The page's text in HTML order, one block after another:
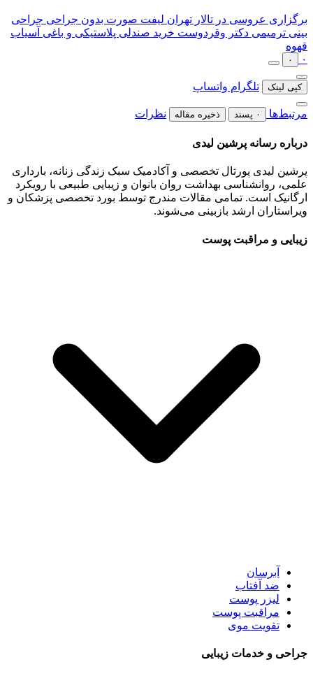
برگزاری عروسی در تالار تهران لیفت صورت بدون جراحی جراحی
بینی ترمیمی دکتر وقردوست خرید صندلی پلاستیکی و باغی آسیاب
قهوه
۰
۰
کپی لینک تلگرام واتساپ
مرتبط‌ها ۰ پسند ذخیره مقاله نظرات
درباره رسانه پرشین لیدی
پرشین لیدی پورتال تخصصی و آکادمیک سبک زندگی زنانه، بارداری
علمی، روانشناسی بهداشت روان بانوان و زیبایی طبیعی با رویکرد
ارگانیک است. تمامی مقالات مندرج توسط بورد تخصصی پزشکان و
ویراستاران ارشد بازبینی می‌شوند.
زیبایی و مراقبت پوست
آبرسان
ضد آفتاب
لیزر پوست
مراقبت پوست
تقویت موی
جراحی و خدمات زیبایی